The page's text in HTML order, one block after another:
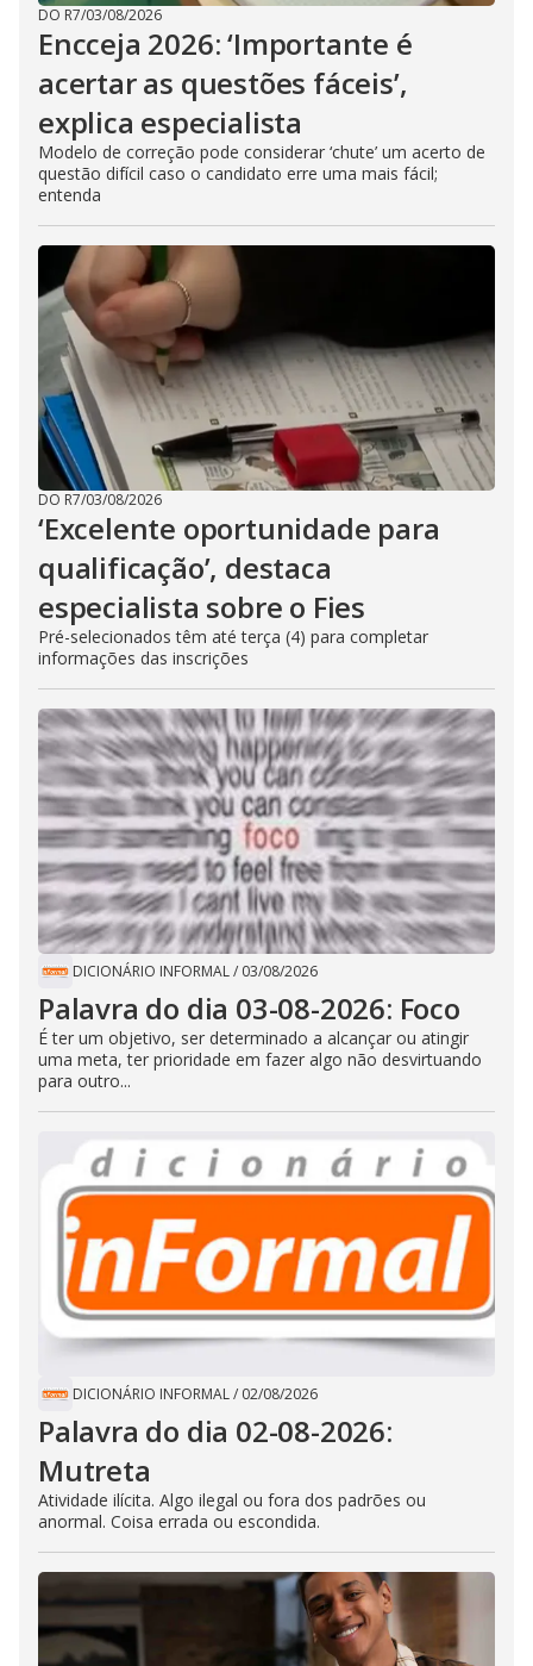
DO R7/03/08/2026
Encceja 2026: ‘Importante é
acertar as questões fáceis’,
explica especialista
Modelo de correção pode considerar ‘chute’ um acerto de
questão difícil caso o candidato erre uma mais fácil;
entenda
DO R7/03/08/2026
‘Excelente oportunidade para
qualificação’, destaca
especialista sobre o Fies
Pré-selecionados têm até terça (4) para completar
informações das inscrições
DICIONÁRIO INFORMAL/ 03/08/2026
Palavra do dia 03-08-2026: Foco
É ter um objetivo, ser determinado a alcançar ou atingir
uma meta, ter prioridade em fazer algo não desvirtuando
para outro...
DICIONÁRIO INFORMAL/ 02/08/2026
Palavra do dia 02-08-2026:
Mutreta
Atividade ilícita. Algo ilegal ou fora dos padrões ou
anormal. Coisa errada ou escondida.